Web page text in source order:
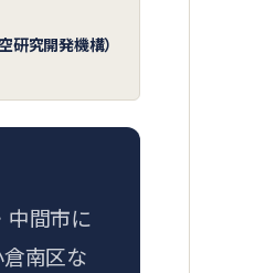
研究開発機構）
中間市に
南区な